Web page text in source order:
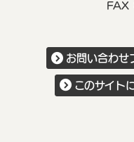
FAX
お問い合わせ
このサイト